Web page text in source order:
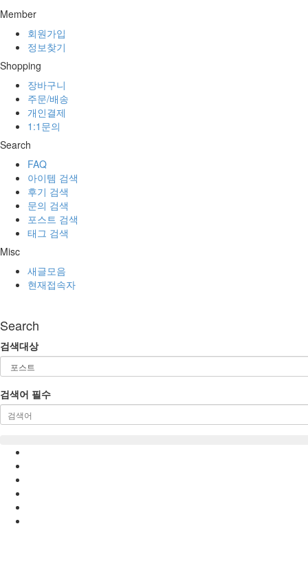
Member
회원가입
정보찾기
Shopping
장바구니
주문/배송
개인결제
1:1문의
Search
FAQ
아이템 검색
후기 검색
문의 검색
포스트 검색
태그 검색
Misc
새글모음
현재접속자
Search
검색대상
검색어 필수